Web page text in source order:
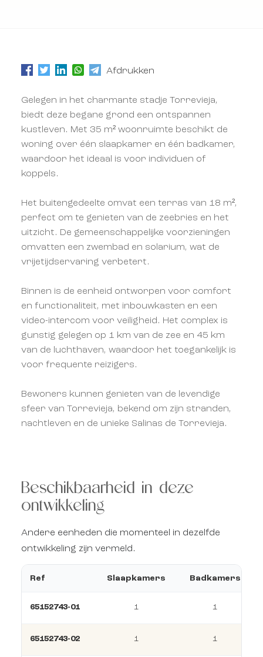
Afdrukken
Gelegen in het charmante stadje Torrevieja,
biedt deze begane grond een ontspannen
kustleven. Met 35 m² woonruimte beschikt de
woning over één slaapkamer en één badkamer,
waardoor het ideaal is voor individuen of
koppels.
Het buitengedeelte omvat een terras van 18 m²,
perfect om te genieten van de zeebries en het
uitzicht. De gemeenschappelijke voorzieningen
omvatten een zwembad en solarium, wat de
vrijetijdservaring verbetert.
Binnen is de eenheid ontworpen voor comfort
en functionaliteit, met inbouwkasten en een
video-intercom voor veiligheid. Het complex is
gunstig gelegen op 1 km van de zee en 45 km
van de luchthaven, waardoor het toegankelijk is
voor frequente reizigers.
Bewoners kunnen genieten van de levendige
sfeer van Torrevieja, bekend om zijn stranden,
nachtleven en de unieke Salinas de Torrevieja.
Beschikbaarheid in deze
ontwikkeling
Andere eenheden die momenteel in dezelfde
ontwikkeling zijn vermeld.
Ref Slaapkamers Badkamers
65152743-01 1 1
65152743-02 1 1